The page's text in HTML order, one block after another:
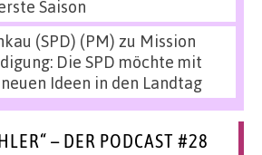
Saison
(SPD) (PM) zu Mission
Die SPD möchte mit
Ideen in den Landtag
– DER PODCAST #28